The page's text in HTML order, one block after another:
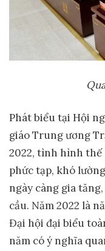
Phát biểu tại Hội
giáo Trung ương
2022, tình hình
phức tạp, khó
ngày càng gia
cầu. Năm 2022 là
Đại hội đại biểu
năm có ý nghĩa